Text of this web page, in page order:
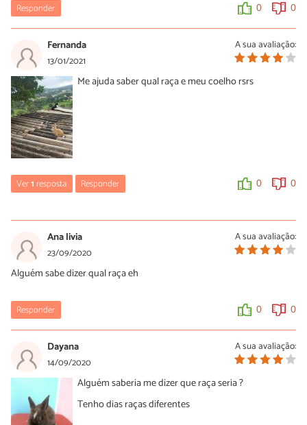
Responder 0 0
A sua avaliação:
Fernanda
13/01/2021
Me ajuda saber qual raça e meu coelho rsrs
Ver1resposta Responder 0 0
28/03/2021
Pelo formato das orelhas parece ser um chinchila 😊
A sua avaliação:
Ana livia
23/09/2020
Alguém sabe dizer qual raça eh
Responder 0 0
A sua avaliação:
Dayana
14/09/2020
Alguém saberia me dizer que raça seria ?
Tenho dias raças diferentes